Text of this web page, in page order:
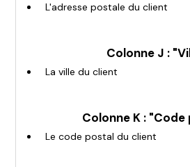
L'adresse postale du client
Colonne J :
La ville du client
Colonne K :
Le code postal du client